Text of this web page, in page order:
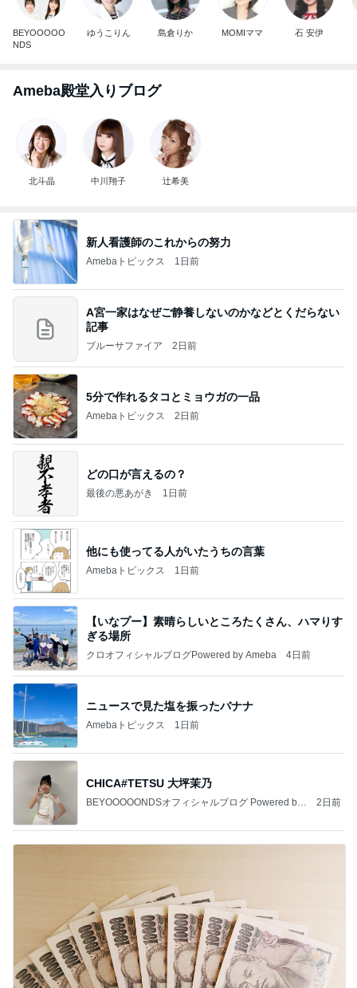
BEYOOOOO
NDS
ゆうこりん 島倉りか MOMIママ 石 安伊
Ameba殿堂入りブログ
北斗晶 中川翔子 辻希美
新人看護師のこれからの努力
Amebaトピックス 1日前
A宮一家はなぜご静養しないのかなどとくだらない
記事
ブルーサファイア 2日前
5分で作れるタコとミョウガの一品
Amebaトピックス 2日前
どの口が言えるの？
最後の悪あがき 1日前
他にも使ってる人がいたうちの言葉
Amebaトピックス 1日前
【いなプー】素晴らしいところたくさん、ハマりす
ぎる場所
クロオフィシャルブログPowered by Ameba 4日前
ニュースで見た塩を振ったバナナ
Amebaトピックス 1日前
CHICA#TETSU 大坪茉乃
BEYOOOOONDSオフィシャルブログ Powered by
2日前